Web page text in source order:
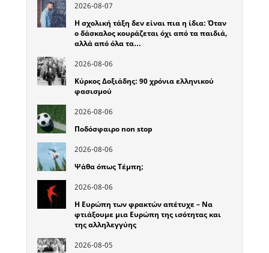
2026-08-07
Η σχολική τάξη δεν είναι πια η ίδια: Όταν
ο δάσκαλος κουράζεται όχι από τα παιδιά,
αλλά από όλα τα…
2026-08-06
Κύρκος Δοξιάδης: 90 χρόνια ελληνικού
φασισμού
2026-08-06
Ποδόσφαιρο non stop
2026-08-06
Ψάθα όπως Τέμπη;
2026-08-06
Η Ευρώπη των φρακτών απέτυχε – Να
φτιάξουμε μια Ευρώπη της ισότητας και
της αλληλεγγύης
2026-08-05